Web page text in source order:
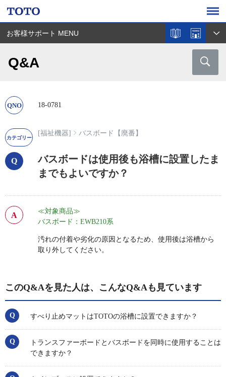
お客様サポート MENU
Q&A
18-0781
[福祉機器] バスボード【廃番】
バスボードは使用後も浴槽に設置したま
までもよいですか？
≪対象商品≫
バスボード：EWB210系
汚れの付着や劣化の原因となるため、使用後は浴槽から
取り外してください。
このQ&Aを見た人は、こんなQ&Aも見ています
すべり止めマットはTOTOの浴槽に設置できますか？
トランスファーボードとバスボードを同時に使用することは
できますか？